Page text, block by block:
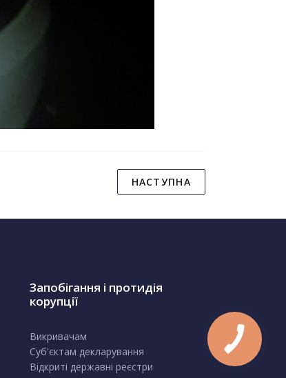
НАСТУПНА
Запобігання і протидія
корупції
Викривачам
Суб'єктам декларування
Відкриті державні реєстри